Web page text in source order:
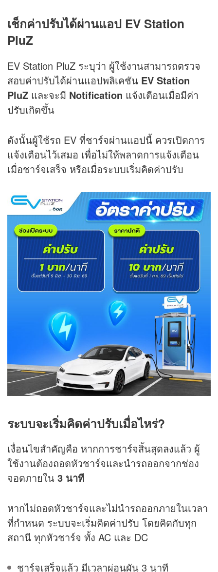
เช็กค่าปรับได้ผ่านแอป EV Station
PluZ
EV Station PluZ ระบุว่า ผู้ใช้งานสามารถตรวจ
สอบค่าปรับได้ผ่านแอปพลิเคชัน EV Station
PluZ และจะมี Notification แจ้งเตือนเมื่อมีค่า
ปรับเกิดขึ้น
ดังนั้นผู้ใช้รถ EV ที่ชาร์จผ่านแอปนี้ ควรเปิดการ
แจ้งเตือนไว้เสมอ เพื่อไม่ให้พลาดการแจ้งเตือน
เมื่อชาร์จเสร็จ หรือเมื่อระบบเริ่มคิดค่าปรับ
ระบบจะเริ่มคิดค่าปรับเมื่อไหร่?
เงื่อนไขสำคัญคือ หากการชาร์จสิ้นสุดลงแล้ว ผู้
ใช้งานต้องถอดหัวชาร์จและนำรถออกจากช่อง
จอดภายใน 3 นาที
หากไม่ถอดหัวชาร์จและไม่นำรถออกภายในเวลา
ที่กำหนด ระบบจะเริ่มคิดค่าปรับ โดยคิดกับทุก
สถานี ทุกหัวชาร์จ ทั้ง AC และ DC
ชาร์จเสร็จแล้ว มีเวลาผ่อนผัน 3 นาที